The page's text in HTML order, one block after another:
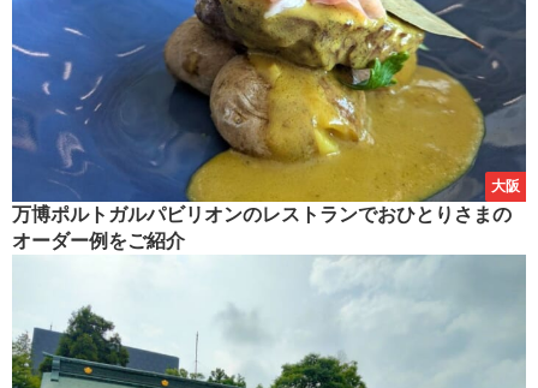
大阪
万博ポルトガルパビリオンのレストランでおひとりさまの
オーダー例をご紹介